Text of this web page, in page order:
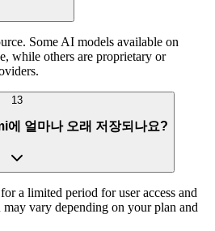
Some AI models available on
while others are proprietary or
13
에 얼마나 오래 저장되나요?
a limited period for user access and
vary depending on your plan and